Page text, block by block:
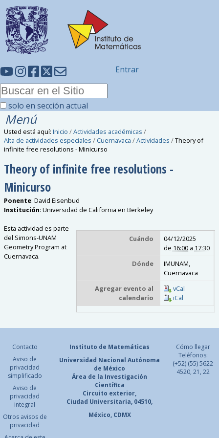
solo en sección actual
Entrar
Menú
Usted está aquí: Inicio /Actividades académicas /
Alta de actividades especiales / Cuernavaca /Actividades /Theory of
infinite free resolutions - Minicurso
Theory of infinite free resolutions -
Minicurso
Ponente:David Eisenbud
Institución:Universidad de California en Berkeley
Cuándo
04/12/2025
de 16:00 a 17:30
Dónde
IMUNAM,
Cuernavaca
Agregar evento al
calendario
vCal
iCal
Esta actividad es parte
del Simons-UNAM
Geometry Program at
Cuernavaca.
Contacto
Aviso de
privacidad
simplificado
Aviso de
privacidad
integral
Otros avisos de
privacidad
Instituto de Matemáticas
Universidad Nacional Autónoma
de México
Área de la Investigación
Científica
Circuito exterior,
Ciudad Universitaria, 04510,
México, CDMX
Cómo llegar
Teléfonos:
(+52) (55) 5622
4520, 21, 22